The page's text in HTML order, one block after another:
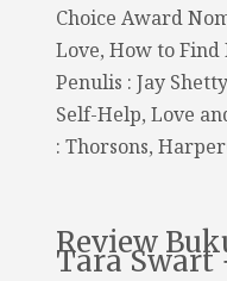
Choice Award
Love, How to
Penulis : Jay
Self-Help, Love
: Thorsons,
Review
Tara Swart